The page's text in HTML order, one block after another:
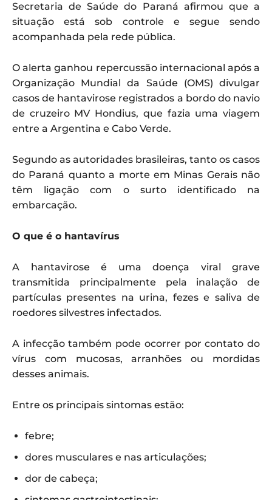
Secretaria de Saúde do Paraná afirmou que a
situação está sob controle e segue sendo
acompanhada pela rede pública.
O alerta ganhou repercussão internacional após a
Organização Mundial da Saúde (OMS) divulgar
casos de hantavirose registrados a bordo do navio
de cruzeiro MV Hondius, que fazia uma viagem
entre a Argentina e Cabo Verde.
Segundo as autoridades brasileiras, tanto os casos
do Paraná quanto a morte em Minas Gerais não
têm ligação com o surto identificado na
embarcação.
O que é o hantavírus
A hantavirose é uma doença viral grave
transmitida principalmente pela inalação de
partículas presentes na urina, fezes e saliva de
roedores silvestres infectados.
A infecção também pode ocorrer por contato do
vírus com mucosas, arranhões ou mordidas
desses animais.
Entre os principais sintomas estão:
febre;
dores musculares e nas articulações;
dor de cabeça;